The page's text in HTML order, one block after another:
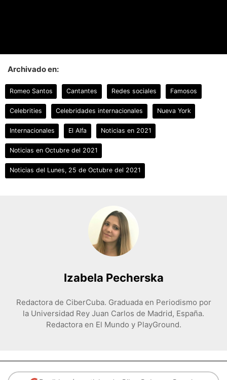
Archivado en:
Romeo Santos Cantantes Redes sociales Famosos
Celebrities Celebridades internacionales Nueva York
Internacionales El Alfa Noticias en 2021
Noticias en Octubre del 2021
Noticias del Lunes, 25 de Octubre del 2021
Izabela Pecherska
Redactora de CiberCuba. Graduada en Periodismo por
la Universidad Rey Juan Carlos de Madrid, España.
Redactora en El Mundo y PlayGround.